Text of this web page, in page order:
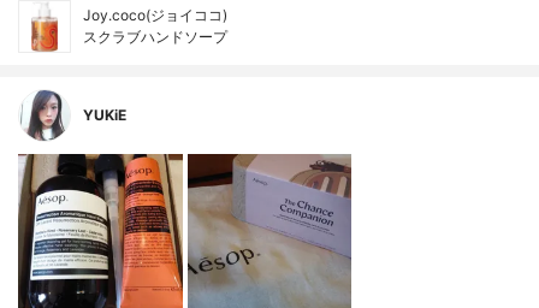
Joy.coco(ジョイココ)
スクラブハンドソープ
YUKiE